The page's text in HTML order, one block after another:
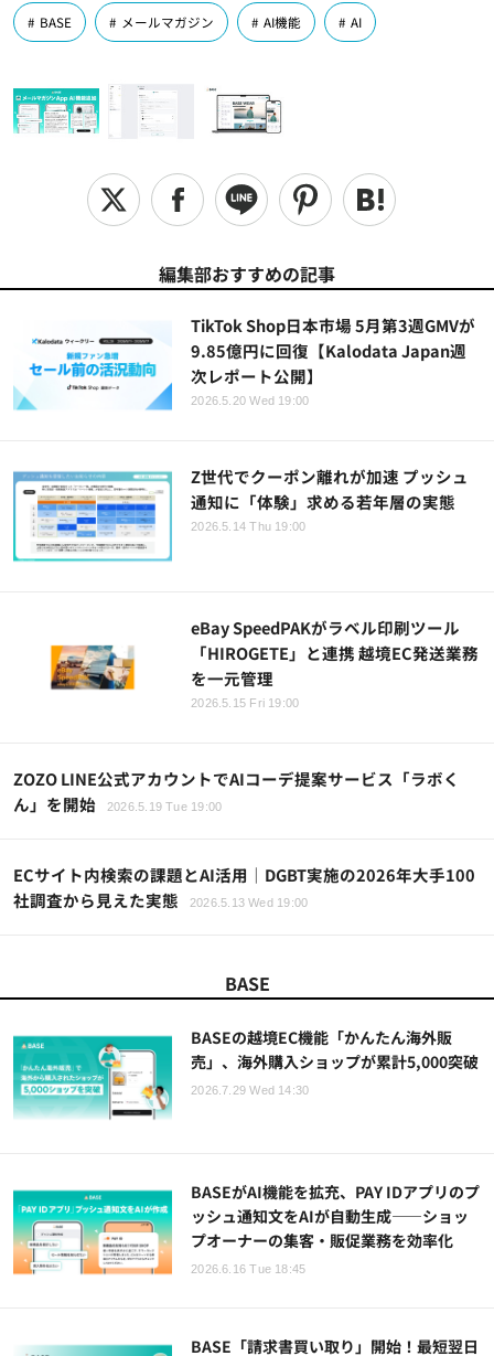
BASE メールマガジン AI機能 AI
編集部おすすめの記事
TikTok Shop日本市場 5月第3週GMVが
9.85億円に回復【Kalodata Japan週
次レポート公開】
2026.5.20 Wed 19:00
Z世代でクーポン離れが加速 プッシュ
通知に「体験」求める若年層の実態
2026.5.14 Thu 19:00
eBay SpeedPAKがラベル印刷ツール
「HIROGETE」と連携 越境EC発送業務
を一元管理
2026.5.15 Fri 19:00
ZOZO LINE公式アカウントでAIコーデ提案サービス「ラボく
ん」を開始
2026.5.19 Tue 19:00
ECサイト内検索の課題とAI活用｜DGBT実施の2026年大手100
社調査から見えた実態
2026.5.13 Wed 19:00
BASE
BASEの越境EC機能「かんたん海外販
売」、海外購入ショップが累計5,000突破
2026.7.29 Wed 14:30
BASEがAI機能を拡充、PAY IDアプリのプ
ッシュ通知文をAIが自動生成——ショッ
プオーナーの集客・販促業務を効率化
2026.6.16 Tue 18:45
BASE「請求書買い取り」開始！最短翌日